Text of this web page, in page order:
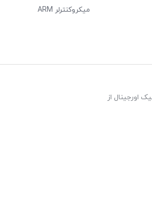
میکروکنترلر ARM
اورجینال از